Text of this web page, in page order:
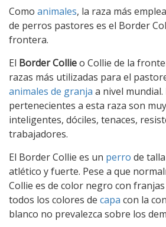
Como animales, la raza más
de perros pastores es el Border
frontera.
El Border Collieo Collie de la
razas más utilizadas para el
animales de granja a nivel
pertenecientes a esta raza son
inteligentes, dóciles, tenaces,
trabajadores.
El Border Collie es un perro de
atlético y fuerte. Pese a que
Collie es de color negro con
todos los colores de capa con la
blanco no prevalezca sobre los